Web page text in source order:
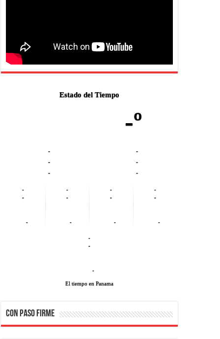
Estado del Tiempo
-º
-
-
-
-
-
-
-
-
-
-
-
-
-
-
-
-
-
-
-
-
-
El tiempo en Panama
CON PASO FIRME